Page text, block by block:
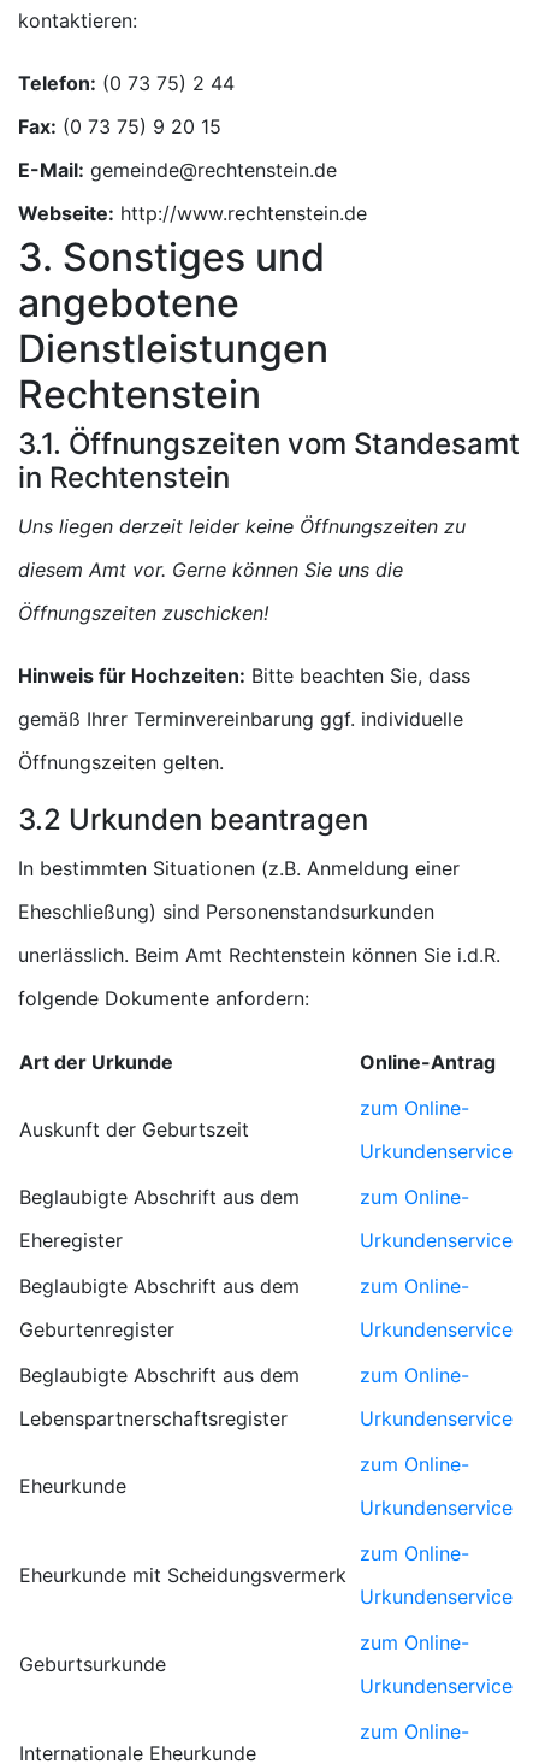
kontaktieren:
Telefon:
Fax:
E-Mail:
Webseite: http://www.rechtenstein.de
3. Sonstiges und
angebotene
Dienstleistungen
Rechtenstein
3.1. Öffnungszeiten vom Standesamt
in Rechtenstein
Uns liegen derzeit leider keine Öffnungszeiten zu
diesem Amt vor. Gerne können Sie uns die
Öffnungszeiten zuschicken!
Hinweis für Hochzeiten: Bitte beachten Sie, dass
gemäß Ihrer Terminvereinbarung ggf. individuelle
Öffnungszeiten gelten.
3.2 Urkunden beantragen
In bestimmten Situationen (z.B. Anmeldung einer
Eheschließung) sind Personenstandsurkunden
unerlässlich. Beim Amt Rechtenstein können Sie i.d.R.
folgende Dokumente anfordern:
Art der Urkunde Online-Antrag
Auskunft der Geburtszeit
zum Online-
Urkundenservice
Beglaubigte Abschrift aus dem
Eheregister
zum Online-
Urkundenservice
Beglaubigte Abschrift aus dem
Geburtenregister
zum Online-
Urkundenservice
Beglaubigte Abschrift aus dem
Lebenspartnerschaftsregister
zum Online-
Urkundenservice
Eheurkunde
zum Online-
Urkundenservice
Eheurkunde mit Scheidungsvermerk
zum Online-
Urkundenservice
Geburtsurkunde
zum Online-
Urkundenservice
Internationale Eheurkunde
zum Online-